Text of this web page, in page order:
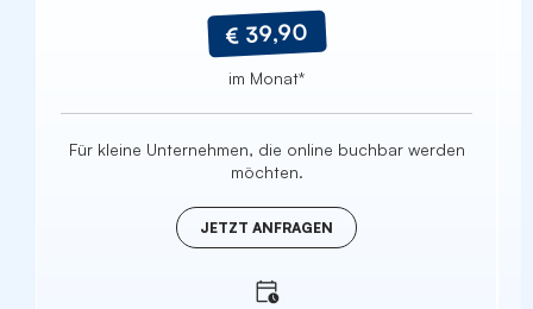
€ 39,90
im Monat*
Für kleine Unternehmen, die online buchbar werden
möchten.
JETZT ANFRAGEN